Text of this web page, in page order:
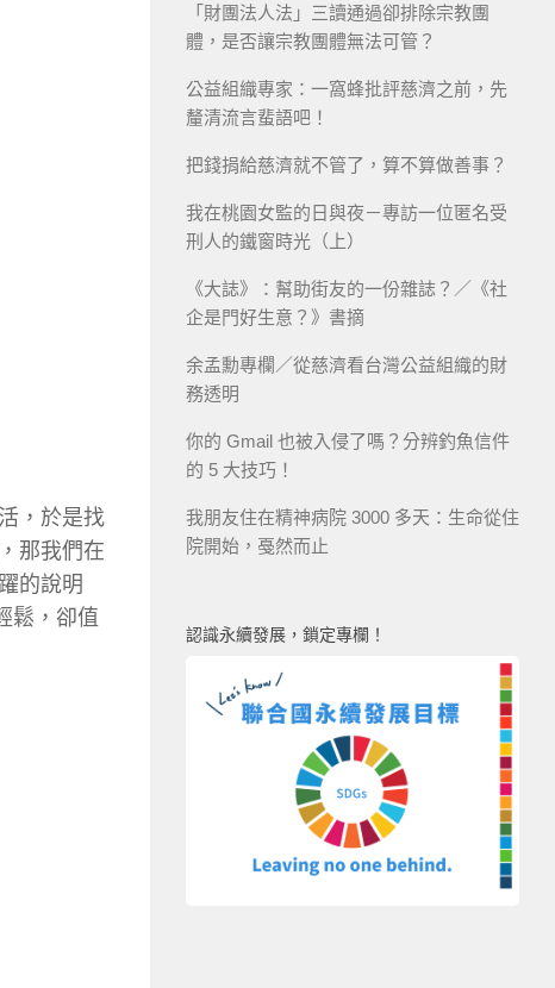
，於是找
那我們在
的說明
鬆，卻值
「財團法人法」三讀通過卻排除宗教團
體，是否讓宗教團體無法可管？
公益組織專家：一窩蜂批評慈濟之前，先
釐清流言蜚語吧！
把錢捐給慈濟就不管了，算不算做善事？
我在桃園女監的日與夜－專訪一位匿名受
刑人的鐵窗時光（上）
《大誌》：幫助街友的一份雜誌？／《社
企是門好生意？》書摘
余孟勳專欄／從慈濟看台灣公益組織的財
務透明
你的 Gmail 也被入侵了嗎？分辨釣魚信件
的 5 大技巧！
我朋友住在精神病院 3000 多天：生命從住
院開始，戞然而止
認識永續發展，鎖定專欄！